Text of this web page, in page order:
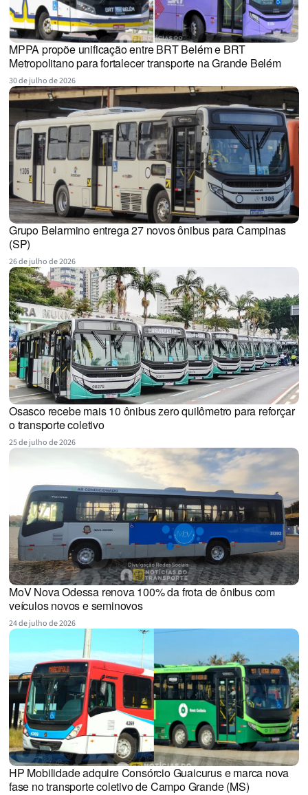
MPPA propõe unificação entre BRT Belém e BRT
Metropolitano para fortalecer transporte na Grande Belém
30 de julho de 2026
Grupo Belarmino entrega 27 novos ônibus para Campinas
(SP)
26 de julho de 2026
Osasco recebe mais 10 ônibus zero quilômetro para reforçar
o transporte coletivo
25 de julho de 2026
MoV Nova Odessa renova 100% da frota de ônibus com
veículos novos e seminovos
24 de julho de 2026
HP Mobilidade adquire Consórcio Guaicurus e marca nova
fase no transporte coletivo de Campo Grande (MS)